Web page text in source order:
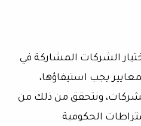
الشركات المشاركة في
يجب استيفاؤها،
ونتحقق من ذلك من
الحكومية